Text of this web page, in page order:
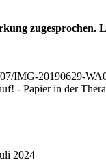
zugesprochen.
IMG-20190629-
- Papier in der
2024